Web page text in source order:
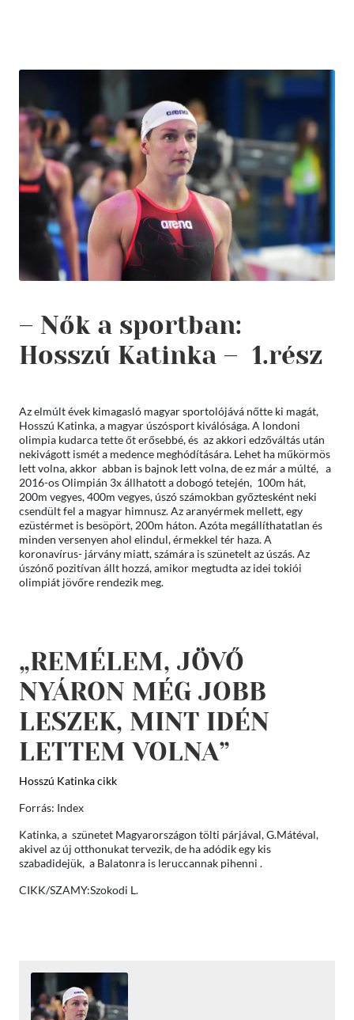
– Nők a sportban:
Hosszú Katinka – 1.rész
Az elmúlt évek kimagasló magyar sportolójává nőtte ki magát,
Hosszú Katinka, a magyar úszósport kiválósága. A londoni
olimpia kudarca tette őt erősebbé, és az akkori edzőváltás után
nekivágott ismét a medence meghódítására. Lehet ha műkörmös
lett volna, akkor abban is bajnok lett volna, de ez már a múlté, a
2016-os Olimpián 3x állhatott a dobogó tetején, 100m hát,
200m vegyes, 400m vegyes, úszó számokban győztesként neki
csendült fel a magyar himnusz. Az aranyérmek mellett, egy
ezüstérmet is besöpört, 200m háton. Azóta megállíthatatlan és
minden versenyen ahol elindul, érmekkel tér haza. A
koronavírus- járvány miatt, számára is szünetelt az úszás. Az
úszónő pozitívan állt hozzá, amikor megtudta az idei tokiói
olimpiát jövőre rendezik meg.
„REMÉLEM, JÖVŐ
NYÁRON MÉG JOBB
LESZEK, MINT IDÉN
LETTEM VOLNA”
Hosszú Katinka cikk
Forrás: Index
Katinka, a szünetet Magyarországon tölti párjával, G.Mátéval,
akivel az új otthonukat tervezik, de ha adódik egy kis
szabadidejük, a Balatonra is leruccannak pihenni .
CIKK/SZAMY:Szokodi L.